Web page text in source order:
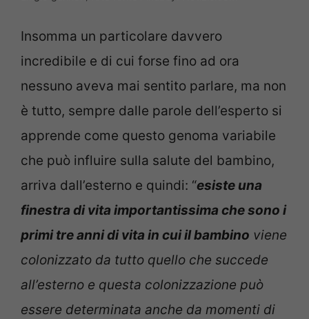
Insomma un particolare davvero
incredibile e di cui forse fino ad ora
nessuno aveva mai sentito parlare, ma non
è tutto, sempre dalle parole dell’esperto si
apprende come questo genoma variabile
che può influire sulla salute del bambino,
arriva dall’esterno e quindi: “esiste una
finestra di vita importantissima che sono i
primi tre anni di vita in cui il bambino viene
colonizzato da tutto quello che succede
all’esterno e questa colonizzazione può
essere determinata anche da momenti di